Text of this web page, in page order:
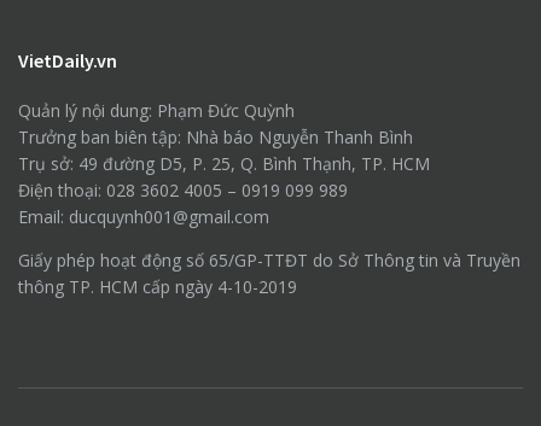
VietDaily.vn
Quản lý nội dung: Phạm Đức Quỳnh
Trưởng ban biên tập: Nhà báo Nguyễn Thanh Bình
Trụ sở: 49 đường D5, P. 25, Q. Bình Thạnh, TP. HCM
Điện thoại: 028 3602 4005 – 0919 099 989
Email: ducquynh001@gmail.com
Giấy phép hoạt động số 65/GP-TTĐT do Sở Thông tin và Truyền
thông TP. HCM cấp ngày 4-10-2019